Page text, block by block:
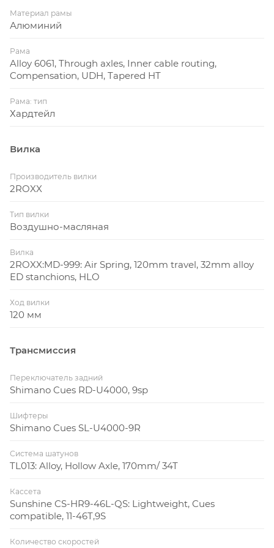
переключатель с технологией Shadow RD имеет
натяжение, что позволяет переключателю не
задевать за раму и снижает риск повреждения
при задевании за препятствия, в результате
отсутствует шум при езде, а переключение
становится гладким и плавным.
обеспечивают уверенное торможение, даже в
воздуха One-Way-Bleeding предотвращает
упрощая прокачку.
Широкий руль 760 мм добавляет контроля при
Материал рамы
Алюминий
Рама
Alloy 6061, Through axles, Inner cable routing,
Compensation, UDH, Tapered HT
Рама: тип
Хардтейл
Вилка
Производитель вилки
2ROXX
Тип вилки
Воздушно-масляная
Вилка
2ROXX:MD-999: Air Spring, 120mm travel, 32mm alloy
ED stanchions, HLO
Ход вилки
120 мм
Трансмиссия
Переключатель задний
Shimano Cues RD-U4000, 9sp
Шифтеры
Shimano Cues SL-U4000-9R
Система шатунов
TL013: Alloy, Hollow Axle, 170mm/ 34T
Кассета
Sunshine CS-HR9-46L-QS: Lightweight, Cues
compatible, 11-46T,9S
Количество скоростей